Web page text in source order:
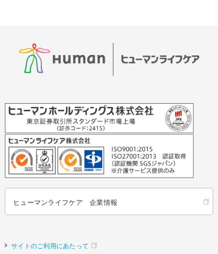
ヒューマンライフケア 企業情報
サイトのご利用にあたって